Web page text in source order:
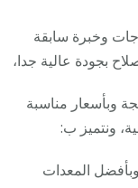
وخبرة سابقة
بجودة عالية جدا،
وبأسعار مناسبة
ونتميز ب:
المعدات